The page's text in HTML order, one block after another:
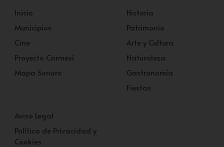
Inicio
Municipios
Cine
Proyecto Carmesí
Mapa Sonoro
Historia
Patrimonio
Arte y Cultura
Naturaleza
Gastronomía
Fiestas
Aviso Legal
Política de Privacidad y
Cookies